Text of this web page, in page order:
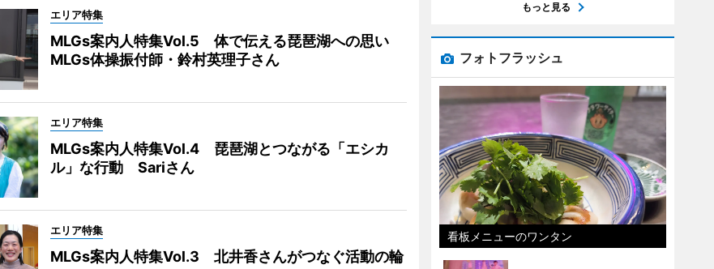
エリア特集
MLGs案内人特集Vol.5 体で伝える琵琶湖への思い
MLGs体操振付師・鈴村英理子さん
エリア特集
MLGs案内人特集Vol.4 琵琶湖とつながる「エシカ
ル」な行動 Sariさん
エリア特集
MLGs案内人特集Vol.3 北井香さんがつなぐ活動の輪
もっと見る
フォトフラッシュ
看板メニューのワンタン